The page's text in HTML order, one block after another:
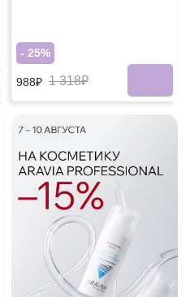
- 25%
988₽ 1 318₽